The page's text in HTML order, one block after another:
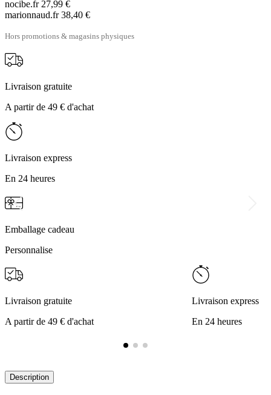
nocibe.fr 27,99 €
marionnaud.fr 38,40 €
Hors promotions & magasins physiques
Livraison gratuite
A partir de 49 € d'achat
Livraison express
En 24 heures
Emballage cadeau
Personnalise
Livraison gratuite
A partir de 49 € d'achat
Livraison express
En 24 heures
Description